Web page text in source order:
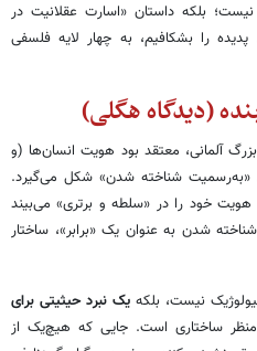
بلکه داستان «اسارت عقلانیت در
را بشکافیم، به چهار لایه فلسفی
(دیدگاه هگلی)
آلمانی، معتقد بود هویت انسان‌ها (و
«به‌رسمیت شناخته شدن» شکل می‌گیرد.
خود را در «سلطه و برتری» می‌بیند
شدن به عنوان یک «برابر»، ساختار
نیست، بلکه یک نبرد حیثیتی برای
منظر ساختاری است. جایی که هیچ‌یک از